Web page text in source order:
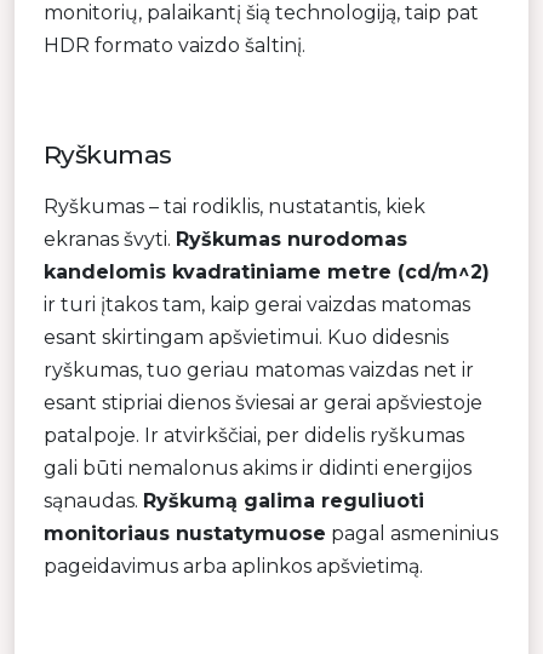
monitorių, palaikantį šią technologiją, taip pat
HDR formato vaizdo šaltinį.
Ryškumas
Ryškumas – tai rodiklis, nustatantis, kiek
ekranas švyti. Ryškumas nurodomas
kandelomis kvadratiniame metre (cd/m^2)
ir turi įtakos tam, kaip gerai vaizdas matomas
esant skirtingam apšvietimui. Kuo didesnis
ryškumas, tuo geriau matomas vaizdas net ir
esant stipriai dienos šviesai ar gerai apšviestoje
patalpoje. Ir atvirkščiai, per didelis ryškumas
gali būti nemalonus akims ir didinti energijos
sąnaudas. Ryškumą galima reguliuoti
monitoriaus nustatymuose pagal asmeninius
pageidavimus arba aplinkos apšvietimą.